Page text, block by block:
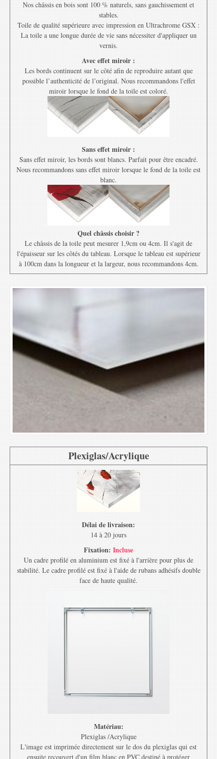
Nos châssis en bois sont 100 % naturels, sans gauchissement et
stables.
Toile de qualité supérieure avec impression en Ultrachrome GSX :
La toile a une longue durée de vie sans nécessiter d'appliquer un
vernis.
Avec effet miroir :
Les bords continuent sur le côté afin de reproduire autant que
possible l’authenticité de l’original. Nous recommandons l'effet
miroir lorsque le fond de la toile est coloré.
Sans effet miroir :
Sans effet miroir, les bords sont blancs. Parfait pour être encadré.
Nous recommandons sans effet miroir lorsque le fond de la toile est
blanc.
Quel châssis choisir ?
Le châssis de la toile peut mesurer 1,9cm ou 4cm. Il s'agit de
l'épaisseur sur les côtés du tableau. Lorsque le tableau est supérieur
à 100cm dans la longueur et la largeur, nous recommandons 4cm.
Plexiglas/Acrylique
Délai de livraison:
14 à 20 jours
Fixation: Incluse
Un cadre profilé en aluminium est fixé à l'arrière pour plus de
stabilité. Le cadre profilé est fixé à l'aide de rubans adhésifs double
face de haute qualité.
Matériau:
Plexiglas /Acrylique
L'image est imprimée directement sur le dos du plexiglas qui est
ensuite recouvert d'un film blanc en PVC destiné à protéger